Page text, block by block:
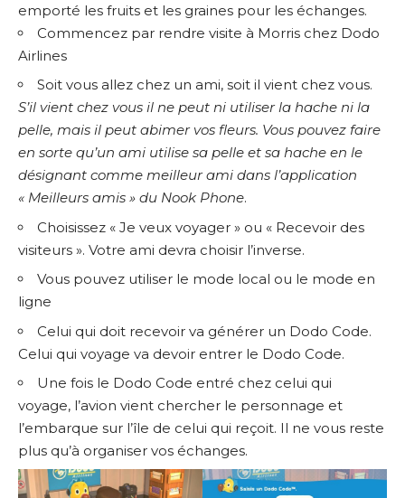
emporté les fruits et les graines pour les échanges.
Commencez par rendre visite à Morris chez Dodo
Airlines
Soit vous allez chez un ami, soit il vient chez vous.
S’il vient chez vous il ne peut ni utiliser la hache ni la
pelle, mais il peut abimer vos fleurs. Vous pouvez faire
en sorte qu’un ami utilise sa pelle et sa hache en le
désignant comme meilleur ami dans l’application
« Meilleurs amis » du Nook Phone.
Choisissez « Je veux voyager » ou « Recevoir des
visiteurs ». Votre ami devra choisir l’inverse.
Vous pouvez utiliser le mode local ou le mode en
ligne
Celui qui doit recevoir va générer un Dodo Code.
Celui qui voyage va devoir entrer le Dodo Code.
Une fois le Dodo Code entré chez celui qui
voyage, l’avion vient chercher le personnage et
l’embarque sur l’île de celui qui reçoit. Il ne vous reste
plus qu’à organiser vos échanges.